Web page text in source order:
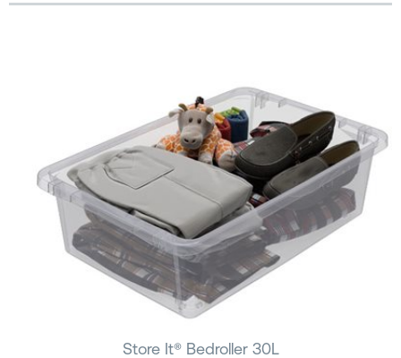
Store It® Bedroller 30L